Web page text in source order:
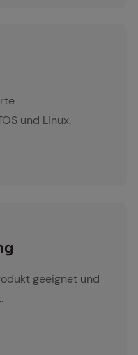
und Linux.
geeignet und
.